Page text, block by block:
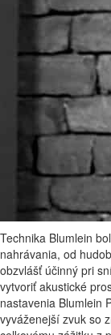
Technika Blumlein
nahrávania, od
obzvlášť účinný pri
vytvoriť akustické
nastavenia Blumlein
vyváženejší zvuk so